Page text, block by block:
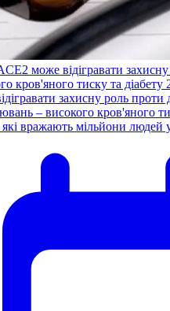
може відігравати
кров'яного тиску та діабету
захисну роль
– високого кров'яного
вражають мільйони людей у